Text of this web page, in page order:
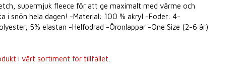
supermjuk fleece för att ge maximalt med värme och
i snön hela dagen! -Material: 100 % akryl -Foder: 4-
5% elastan -Helfodrad -Öronlappar -One Size (2-6 år)
i vårt sortiment för tillfället.